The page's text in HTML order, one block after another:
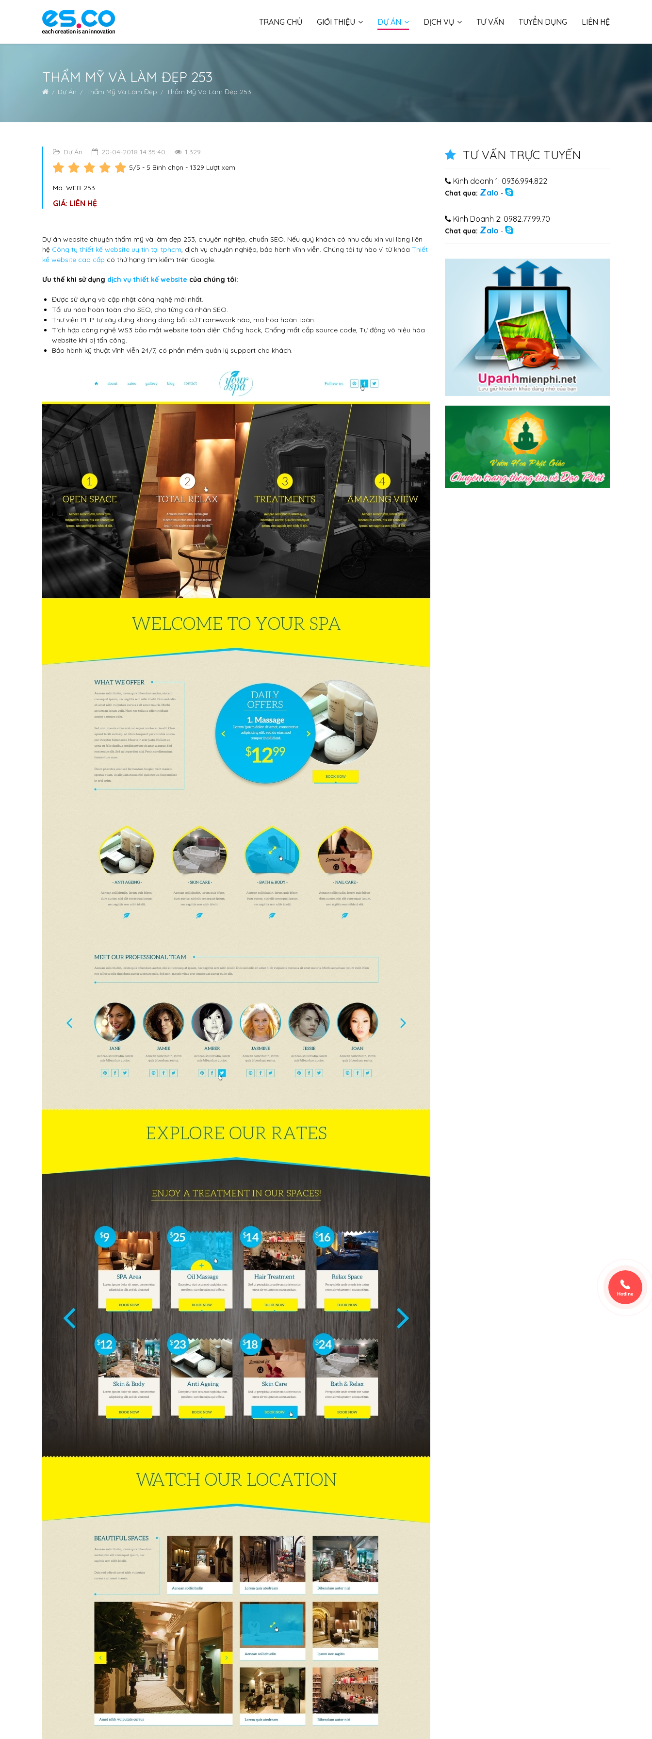
TRANG CHỦ GIỚI THIỆU DỰ ÁN DỊCH VỤ TƯ VẤN TUYỂN DỤNG LIÊN HỆ
THẨM MỸ VÀ LÀM ĐẸP 253
Dự Án Thẩm Mỹ Và Làm Đẹp Thẩm Mỹ Và Làm Đẹp 253
Dự Án 20-04-2018 14:35:40
1.329
5/5 - 5 Bình chọn - 1329 Lượt xem
Mã: WEB-253
GIÁ: LIÊN HỆ
Dự án website chuyên thẩm mỹ và làm đẹp 253, chuyên nghiệp, chuẩn SEO. Nếu quý khách có nhu cầu xin vui lòng liên
hệ Công ty thiết kế website uy tín tại tphcm, dịch vụ chuyên nghiệp, bảo hành vĩnh viễn. Chúng tôi tự hào vì từ khóa Thiết
kế website cao cấp có thứ hạng tìm kiếm trên Google.
Ưu thế khi sử dụng dịch vụ thiết kế website của chúng tôi:
Được sử dụng và cập nhật công nghệ mới nhất.
Tối ưu hóa hoàn toàn cho SEO, cho từng cá nhân SEO.
Thư viện PHP tự xây dựng không dùng bất cứ Framework nào, mã hóa hoàn toàn.
Tích hợp công nghệ WS3 bảo mật website toàn diện Chống hack, Chống mất cắp source code, Tự động vô hiệu hóa
website khi bị tấn công.
Bảo hành kỹ thuật vĩnh viễn 24/7, có phần mềm quản lý support cho khách.
TƯ VẤN TRỰC TUYẾN
Kinh doanh 1: 0936.994.822
Chat qua: Zalo -
Kinh Doanh 2: 0982.77.99.70
Chat qua: Zalo -
Hotline